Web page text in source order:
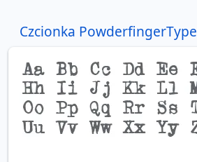
Czcionka PowderfingerType